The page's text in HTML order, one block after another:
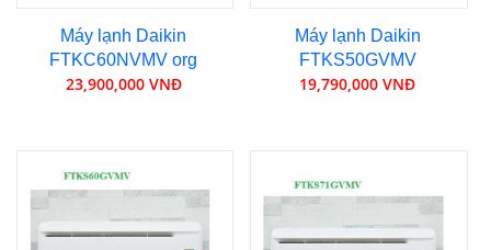
Máy lạnh Daikin
FTKC60NVMV org
23,900,000 VNĐ
Máy lạnh Daikin
FTKS50GVMV
19,790,000 VNĐ